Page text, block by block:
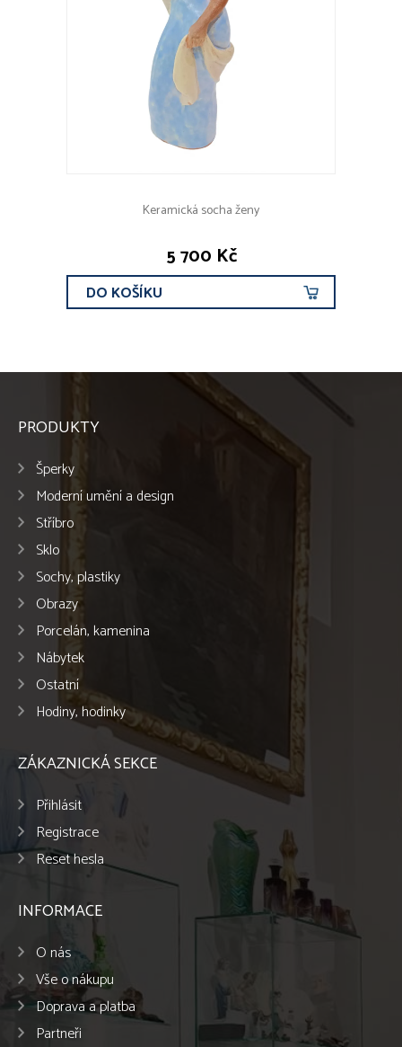
Keramická socha ženy
5 700 Kč
DO KOŠÍKU
PRODUKTY
Šperky
Moderní umění a design
Stříbro
Sklo
Sochy, plastiky
Obrazy
Porcelán, kamenina
Nábytek
Ostatní
Hodiny, hodinky
ZÁKAZNICKÁ SEKCE
Přihlásit
Registrace
Reset hesla
INFORMACE
O nás
Vše o nákupu
Doprava a platba
Partneři